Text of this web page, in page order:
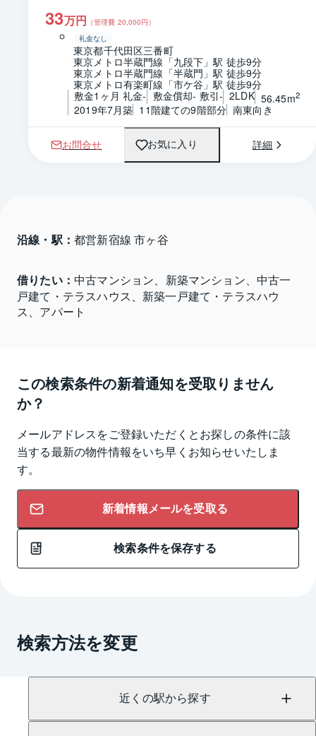
33万円 （管理費 20,000円）
礼金なし
東京都千代田区三番町
東京メトロ半蔵門線「九段下」駅 徒歩9分
東京メトロ半蔵門線「半蔵門」駅 徒歩9分
東京メトロ有楽町線「市ケ谷」駅 徒歩9分
敷金1ヶ月 礼金- 敷金償却- 敷引- 2LDK 56.45m2
2019年7月築 11階建ての9階部分 南東向き
お問合せ お気に入り 詳細
沿線・駅： 都営新宿線 市ヶ谷
借りたい： 中古マンション、新築マンション、中古一
戸建て・テラスハウス、新築一戸建て・テラスハウ
ス、アパート
この検索条件の新着通知を受取りません
か？
メールアドレスをご登録いただくとお探しの条件に該
当する最新の物件情報をいち早くお知らせいたしま
す。
新着情報メールを受取る
検索条件を保存する
検索方法を変更
近くの駅から探す